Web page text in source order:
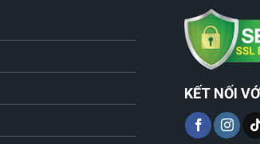
KẾT NỐI